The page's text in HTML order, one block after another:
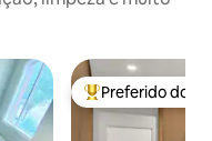
Entre os
Preferido dos